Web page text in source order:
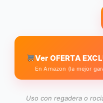
Ver OFERTA
En Amazon (la mejor
Uso con regadera o